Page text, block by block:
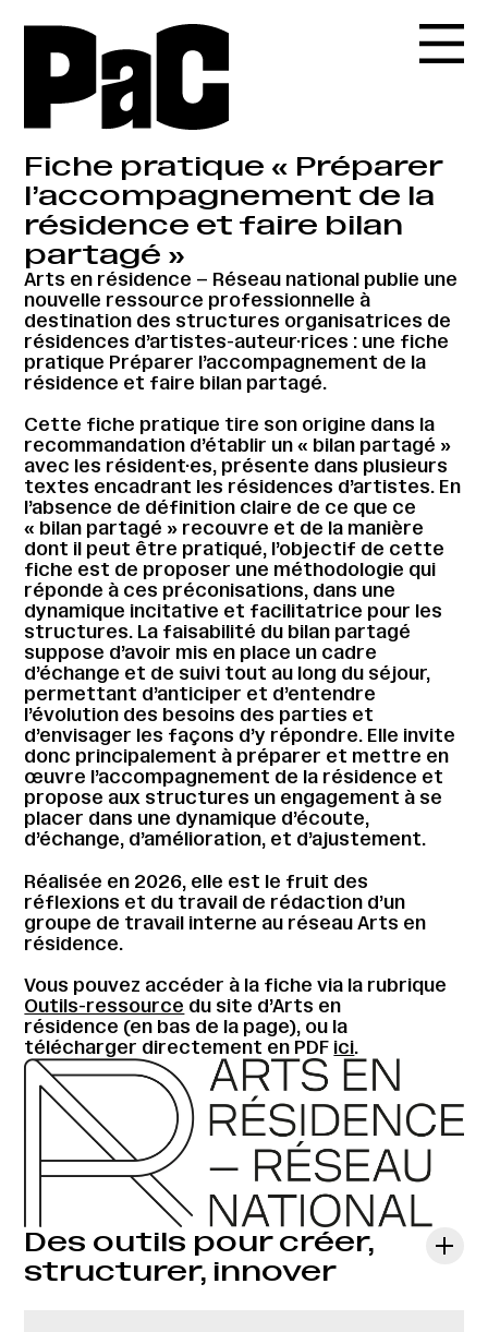
Fiche pratique « Préparer
l’accompagnement de la
résidence et faire bilan
partagé »
Arts en résidence – Réseau national publie une
nouvelle ressource professionnelle à
destination des structures organisatrices de
résidences d’artistes-auteur·rices : une fiche
pratique Préparer l’accompagnement de la
résidence et faire bilan partagé.
Cette fiche pratique tire son origine dans la
recommandation d’établir un « bilan partagé »
avec les résident·es, présente dans plusieurs
textes encadrant les résidences d’artistes. En
l’absence de définition claire de ce que ce
« bilan partagé » recouvre et de la manière
dont il peut être pratiqué, l’objectif de cette
fiche est de proposer une méthodologie qui
réponde à ces préconisations, dans une
dynamique incitative et facilitatrice pour les
structures. La faisabilité du bilan partagé
suppose d’avoir mis en place un cadre
d’échange et de suivi tout au long du séjour,
permettant d’anticiper et d’entendre
l’évolution des besoins des parties et
d’envisager les façons d’y répondre. Elle invite
donc principalement à préparer et mettre en
œuvre l’accompagnement de la résidence et
propose aux structures un engagement à se
placer dans une dynamique d’écoute,
d’échange, d’amélioration, et d’ajustement.
Réalisée en 2026, elle est le fruit des
réflexions et du travail de rédaction d’un
groupe de travail interne au réseau Arts en
résidence.
Vous pouvez accéder à la fiche via la rubrique
Outils-ressource du site d’Arts en
résidence (en bas de la page), ou la
télécharger directement en PDF ici.
Des outils pour créer,
structurer, innover